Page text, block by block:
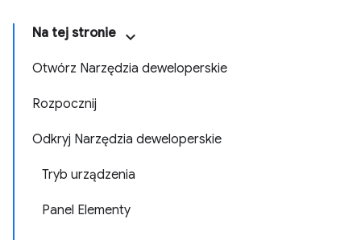
Na tej stronie
Otwórz Narzędzia deweloperskie
Rozpocznij
Odkryj Narzędzia deweloperskie
Tryb urządzenia
Panel Elementy